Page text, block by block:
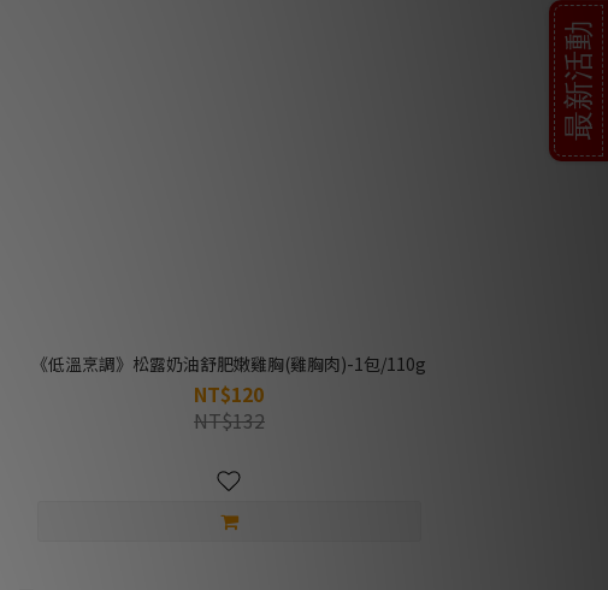
《低溫烹調》松露奶油舒肥嫩雞胸(雞胸肉)-1包/110g
NT$120
NT$132
最新活動